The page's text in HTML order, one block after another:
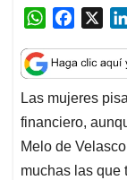
W
a
t
s
A
p
p
c
e
b
o
o
k
Las mujeres
financiero,
Melo de
muchas las que